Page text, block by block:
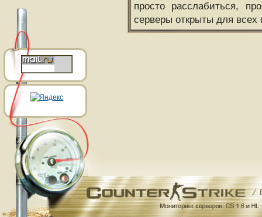
просто расслабиться,
серверы открыты для всех